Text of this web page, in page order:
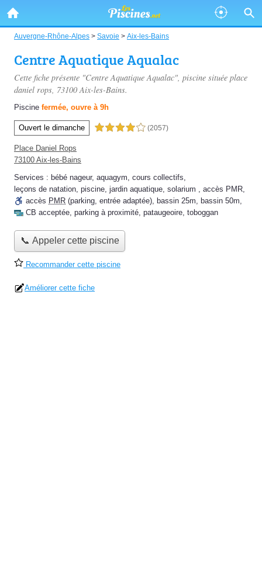
Auvergne-Rhône-Alpes > Savoie > Aix-les-Bains
Centre Aquatique Aqualac
Cette fiche présente "Centre Aquatique Aqualac", piscine située place
daniel rops, 73100 Aix-les-Bains.
Piscine fermée, ouvre à 9h
Ouvert le dimanche 4,0 étoiles sur 5 (2057)
Place Daniel Rops
73100 Aix-les-Bains
Services : bébé nageur, aquagym, cours collectifs,
leçons de natation, piscine, jardin aquatique, solarium , accès PMR,
accès PMR (parking, entrée adaptée), bassin 25m, bassin 50m,
CB acceptée, parking à proximité, pataugeoire, toboggan
📞 Appeler cette piscine
Recommander cette piscine
Améliorer cette fiche